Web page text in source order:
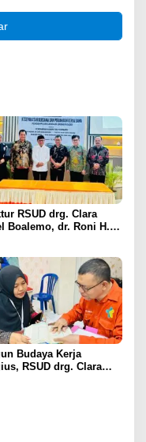
RSUD drg. Clara
Boalemo, dr. Roni H.
Budaya Kerja
RSUD drg. Clara